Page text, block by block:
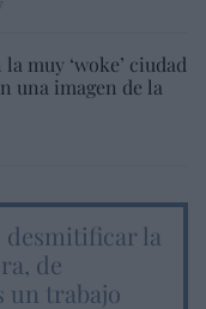
muy ‘woke’ ciudad
una imagen de la
desmitificar la
de
un trabajo